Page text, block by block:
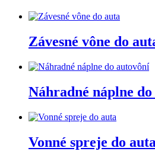
Závesné vône do
Náhradné náplne
Vonné spreje do auta